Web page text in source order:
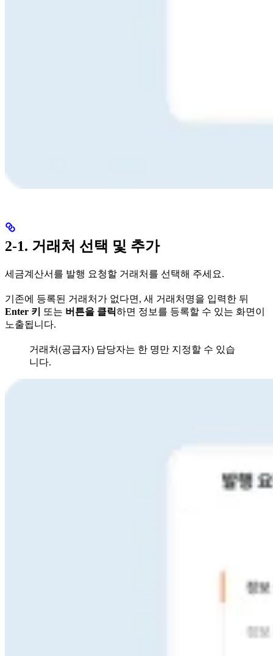
2-1. 거래처 선택 및 추가
세금계산서를 발행 요청할 거래처를 선택해 주세요.
기존에 등록된 거래처가 없다면, 새 거래처명을 입력한 뒤
Enter 키
또는 버튼을 클릭하면 정보를 등록할 수 있는 화면이
노출됩니다.
거래처(공급자) 담당자는 한 명만 지정할 수 있습
니다.